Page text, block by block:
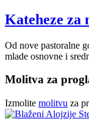
Kateheze za
Od nove pastoralne
mlade osnovne i
Molitva za
Izmolite molitvu za